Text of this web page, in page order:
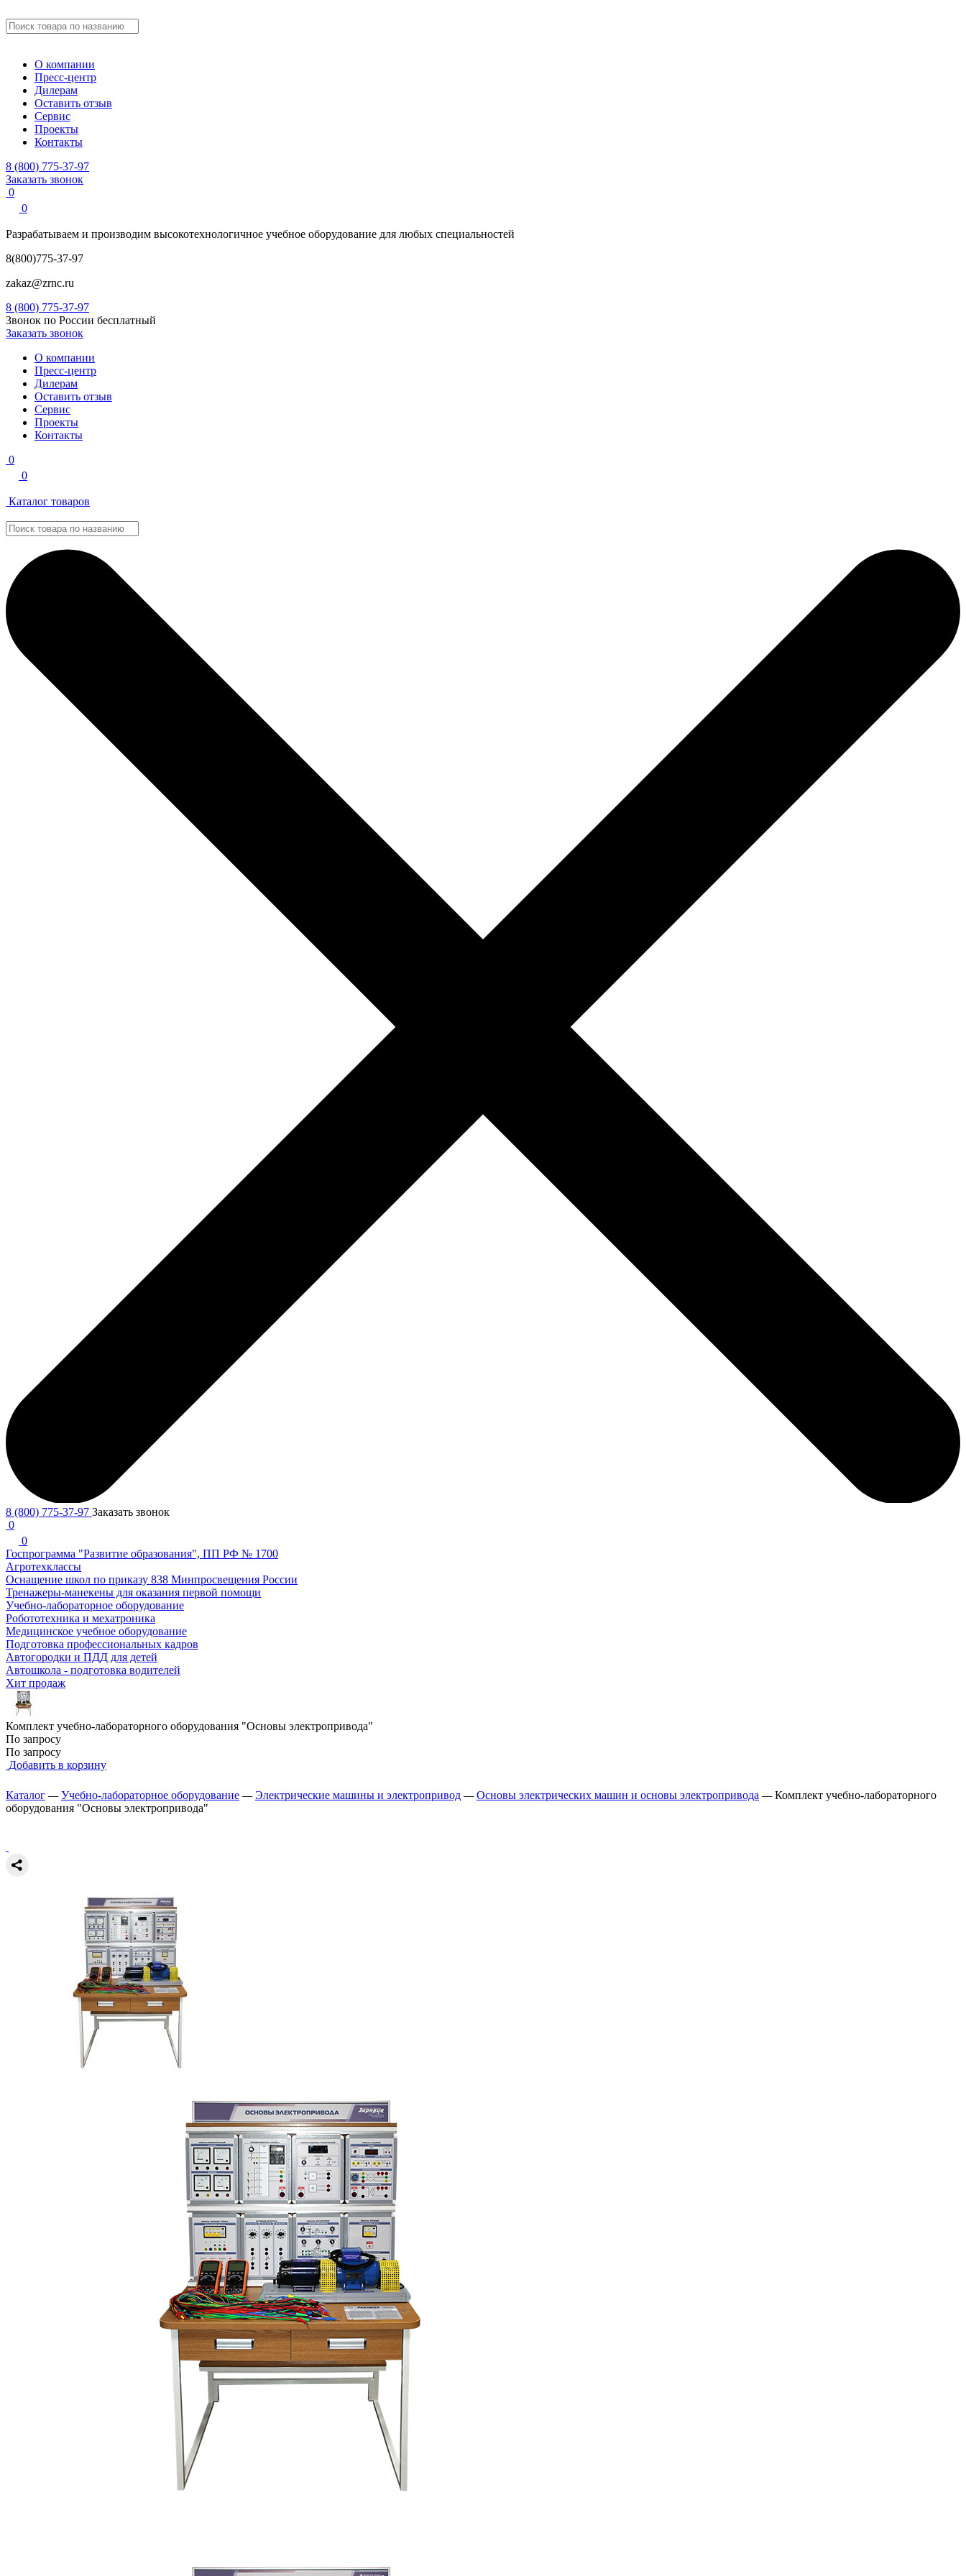
О компании
Пресс-центр
Дилерам
Оставить отзыв
Сервис
Проекты
Контакты
8 (800) 775-37-97
Заказать звонок
0
0
Разрабатываем и производим высокотехнологичное учебное оборудование для любых специальностей
8(800)775-37-97
zakaz@zrnc.ru
8 (800) 775-37-97
Звонок по России бесплатный
Заказать звонок
О компании
Пресс-центр
Дилерам
Оставить отзыв
Сервис
Проекты
Контакты
0
0
Каталог товаров
8 (800) 775-37-97 Заказать звонок
0
0
Госпрограмма "Развитие образования", ПП РФ № 1700
Агротехклассы
Оснащение школ по приказу 838 Минпросвещения России
Тренажеры-манекены для оказания первой помощи
Учебно-лабораторное оборудование
Робототехника и мехатроника
Медицинское учебное оборудование
Подготовка профессиональных кадров
Автогородки и ПДД для детей
Автошкола - подготовка водителей
Хит продаж
Комплект учебно-лабораторного оборудования "Основы электропривода"
По запросу
По запросу
Добавить в корзину
Каталог —Учебно-лабораторное оборудование —Электрические машины и электропривод —Основы электрических машин и основы электропривода —Комплект учебно-лабораторного
оборудования "Основы электропривода"